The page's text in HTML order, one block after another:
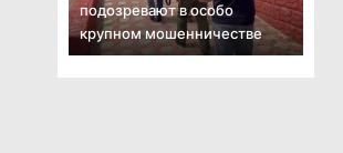
подозревают в особо
крупном мошенничестве